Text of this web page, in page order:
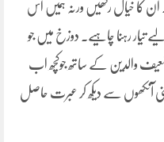
کا خیال رکھیں ورنہ ہمیں اس
تیار رہنا چاہیے۔ دوزخ میں جو
ضعیف والدین کے ساتھ جوکچھ اب
آنکھوں سے دیکھ کر عبرت حاصل